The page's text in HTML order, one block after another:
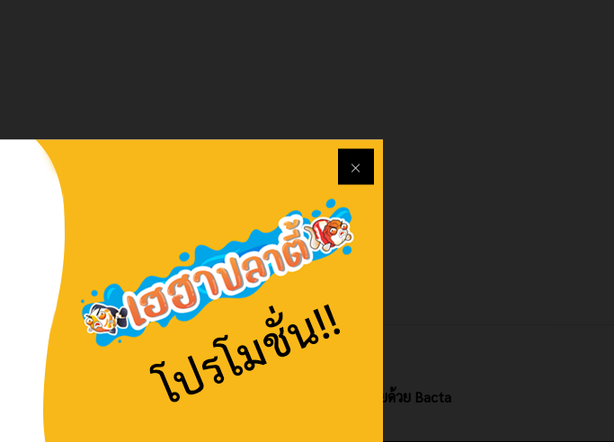
วิธีรักษาโรคตกเลือด / ครีบเปื่อยด้วย Bacta